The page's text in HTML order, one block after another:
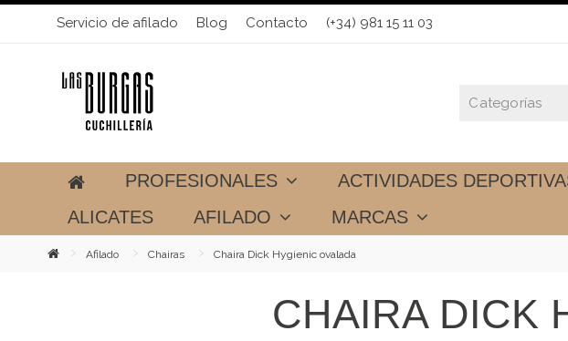
Servicio de afilado Blog Contacto (+34) 981 15 11 03
PROFESIONALES ACTIVIDADES
ALICATES
AFILADO MARCAS
Afilado Chairas Chaira Dick Hygienic ovalada
CHAIRA DICK